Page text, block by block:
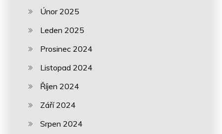
Únor 2025
Leden 2025
Prosinec 2024
Listopad 2024
Říjen 2024
Září 2024
Srpen 2024